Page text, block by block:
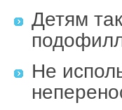
Детям
Не